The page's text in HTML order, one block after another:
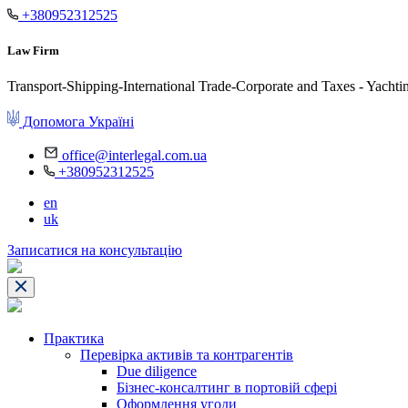
+380952312525
Law Firm
Transport-Shipping-International Trade-Corporate and Taxes -
Допомога Україні
office@interlegal.com.ua
+380952312525
en
uk
Записатися на консультацію
Практика
Перевірка активів та контрагентів
Due diligence
Бізнес-консалтинг в портовій сфері
Оформлення угоди